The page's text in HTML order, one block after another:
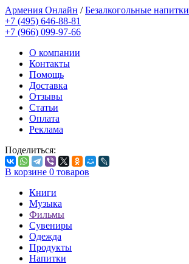
Армения Онлайн /Безалкогольные напитки
+7 (495) 646-88-81
+7 (966) 099-97-66
О компании
Контакты
Помощь
Доставка
Отзывы
Статьи
Оплата
Реклама
Поделиться:
В корзине 0 товаров
Книги
Музыка
Фильмы
Сувениры
Одежда
Продукты
Напитки